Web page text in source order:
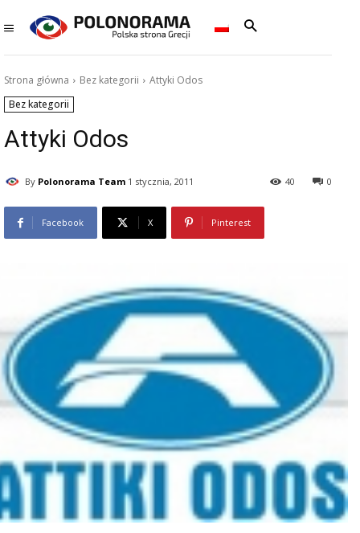
Strona główna Bez kategorii
Attyki Odos
Bez kategorii
Attyki Odos
By Polonorama Team 1 stycznia, 2011 0
40
Facebook X Pinterest